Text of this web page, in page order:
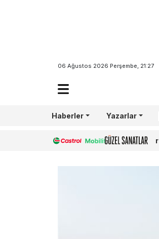
06 Ağustos 2026 Perşembe, 21:27
Haberler Yazarlar
Castrol Güzel Sanatlar